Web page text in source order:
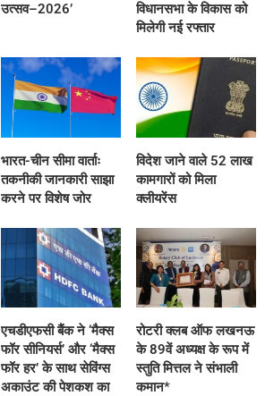
उत्सव–2026’
विधानसभा के विकास को
मिलेगी नई रफ्तार
भारत-चीन सीमा वार्ताः
तकनीकी जानकारी साझा
करने पर विशेष जोर
विदेश जाने वाले 52 लाख
कामगारों को मिला
क्लीयरेंस
एचडीएफसी बैंक ने ‘मैक्स
फॉर सीनियर्स’ और ‘मैक्स
फॉर हर’ के साथ सेविंग्स
अकाउंट की पेशकश का
रोटरी क्लब ऑफ लखनऊ
के 89वें अध्यक्ष के रूप में
स्तुति मित्तल ने संभाली
कमान*